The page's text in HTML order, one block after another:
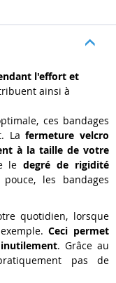
l'effort et
ainsi à
ces bandages
Lafermeture velcro
à la taille de votre
ledegré de rigidité
les bandages
quotidien, lorsque
Ceci permet
. Grâce au
pas de